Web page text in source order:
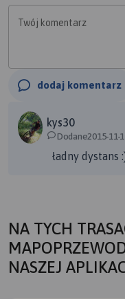
Twój komentarz
dodaj komentarz
kys30
Dodane2015-11-
ładny dystans
NA TYCH
NASZEJ